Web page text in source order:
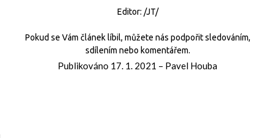
Editor: /JT/
Pokud se Vám článek líbil, můžete nás podpořit sledováním,
sdílením nebo komentářem.
Publikováno 17. 1. 2021 – Pavel Houba